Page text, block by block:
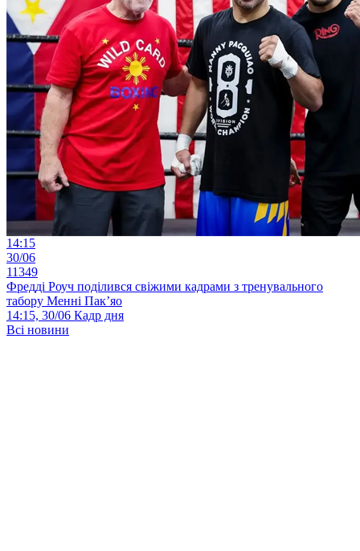
14:15
30/06
11349
Фредді Роуч поділився свіжими кадрами з тренувального
табору Менні Пак’яо
14:15, 30/06 Кадр дня
Всі новини